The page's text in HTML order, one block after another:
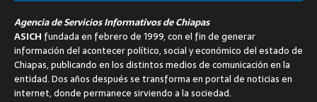
Agencia de Servicios Informativos de Chiapas
ASICH fundada en febrero de 1999, con el fin de generar
información del acontecer político, social y económico del estado de
Chiapas, publicando en los distintos medios de comunicación en la
entidad. Dos años después se transforma en portal de noticias en
internet, donde permanece sirviendo a la sociedad.